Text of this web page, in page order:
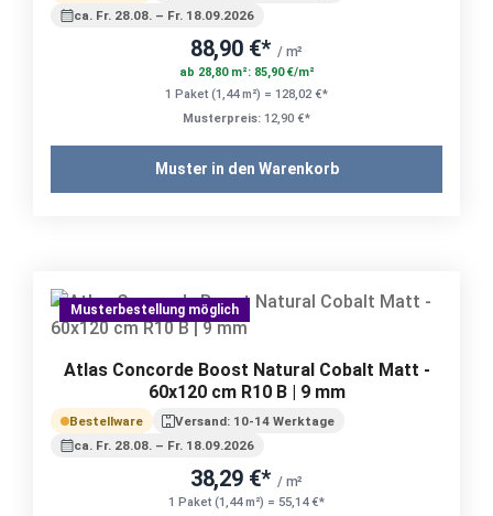
ca. Fr. 28.08. – Fr. 18.09.2026
88,90 €* / m²
ab 28,80 m²: 85,90 €/m²
1 Paket (1,44 m²) = 128,02 €*
Musterpreis: 12,90 €*
Muster in den Warenkorb
Musterbestellung möglich
Atlas Concorde Boost Natural Cobalt Matt -
60x120 cm R10 B | 9 mm
Bestellware
Versand: 10-14 Werktage
ca. Fr. 28.08. – Fr. 18.09.2026
38,29 €* / m²
1 Paket (1,44 m²) = 55,14 €*